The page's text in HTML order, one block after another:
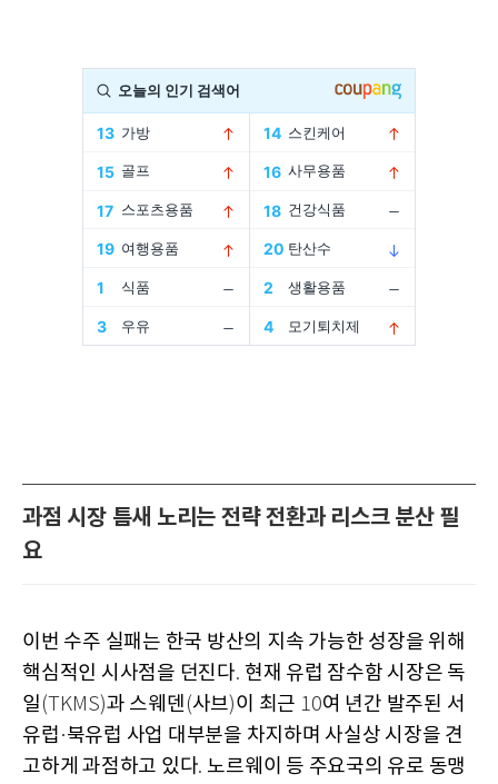
과점 시장 틈새 노리는 전략 전환과 리스크 분산 필
요
이번 수주 실패는 한국 방산의 지속 가능한 성장을 위해
핵심적인 시사점을 던진다. 현재 유럽 잠수함 시장은 독
일 (TKMS)과 스웨덴 (사브)이 최근 10여 년간 발주된 서
유럽 ·북유럽 사업 대부분을 차지하며 사실상 시장을 견
고하게 과점하고 있다. 노르웨이 등 주요국의 유로 동맹